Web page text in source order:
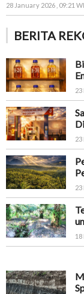
28 January 2026 , 09:21
BERITA
23
23
23
18